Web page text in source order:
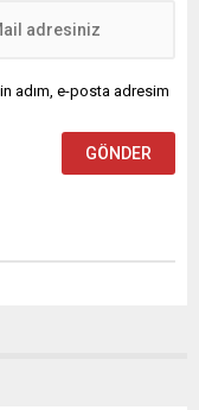
medya
yürütme
yargı...
adım, e-posta adresim